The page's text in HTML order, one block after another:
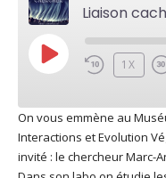
PLAY
1X
Apple Podcasts
Google Play
SHARE
On vous emmène au
Interactions et Evolution
invité : le chercheur Marc-